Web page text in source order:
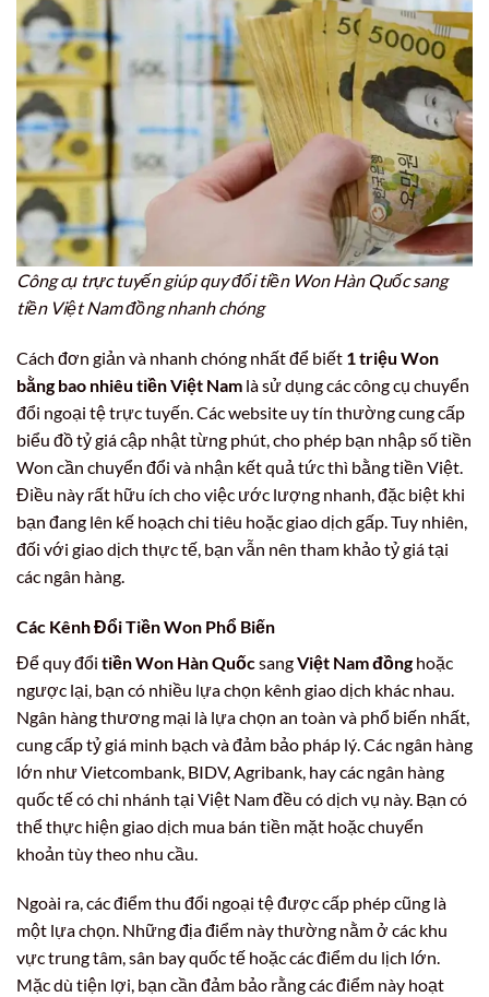
Công cụ trực tuyến giúp quy đổi tiền Won Hàn Quốc sang
tiền Việt Nam đồng nhanh chóng
Cách đơn giản và nhanh chóng nhất để biết 1 triệu Won
bằng bao nhiêu tiền Việt Nam là sử dụng các công cụ chuyển
đổi ngoại tệ trực tuyến. Các website uy tín thường cung cấp
biểu đồ tỷ giá cập nhật từng phút, cho phép bạn nhập số tiền
Won cần chuyển đổi và nhận kết quả tức thì bằng tiền Việt.
Điều này rất hữu ích cho việc ước lượng nhanh, đặc biệt khi
bạn đang lên kế hoạch chi tiêu hoặc giao dịch gấp. Tuy nhiên,
đối với giao dịch thực tế, bạn vẫn nên tham khảo tỷ giá tại
các ngân hàng.
Các Kênh Đổi Tiền Won Phổ Biến
Để quy đổi tiền Won Hàn QuốcsangViệt Nam đồnghoặc
ngược lại, bạn có nhiều lựa chọn kênh giao dịch khác nhau.
Ngân hàng thương mại là lựa chọn an toàn và phổ biến nhất,
cung cấp tỷ giá minh bạch và đảm bảo pháp lý. Các ngân hàng
lớn như Vietcombank, BIDV, Agribank, hay các ngân hàng
quốc tế có chi nhánh tại Việt Nam đều có dịch vụ này. Bạn có
thể thực hiện giao dịch mua bán tiền mặt hoặc chuyển
khoản tùy theo nhu cầu.
Ngoài ra, các điểm thu đổi ngoại tệ được cấp phép cũng là
một lựa chọn. Những địa điểm này thường nằm ở các khu
vực trung tâm, sân bay quốc tế hoặc các điểm du lịch lớn.
Mặc dù tiện lợi, bạn cần đảm bảo rằng các điểm này hoạt